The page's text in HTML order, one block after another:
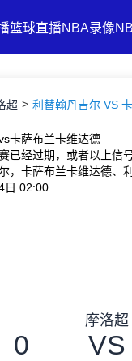
篮球直播NBA录像
超 利替翰丹吉尔 VS
卡萨布兰卡维达德
已经过期，或者以上
，卡萨布兰卡维达德
日 02:00
摩洛超
0 VS